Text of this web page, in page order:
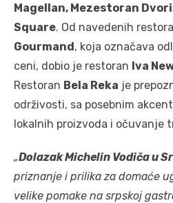
Magellan, Mezestoran
Square. Od navedenih
Gourmand, koja označava
ceni, dobio je restoran Iva
Restoran Bela Reka je
održivosti, sa posebnim
lokalnih proizvoda i očuvanje
„Dolazak Michelin Vodiča u
priznanje i prilika za domaće
velike pomake na srpskoj